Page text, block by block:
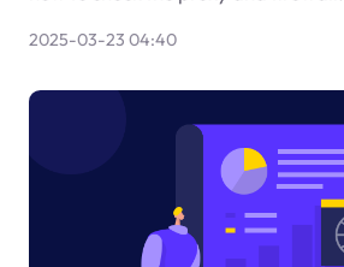
2025-03-23 04:40